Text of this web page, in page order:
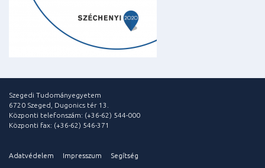
Szegedi Tudományegyetem
6720 Szeged, Dugonics tér 13.
Központi telefonszám: (+36-62) 544-000
Központi fax: (+36-62) 546-371
Adatvédelem Impresszum Segítség